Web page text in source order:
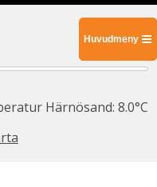
Huvudmeny
Härnösand: 8.0°C